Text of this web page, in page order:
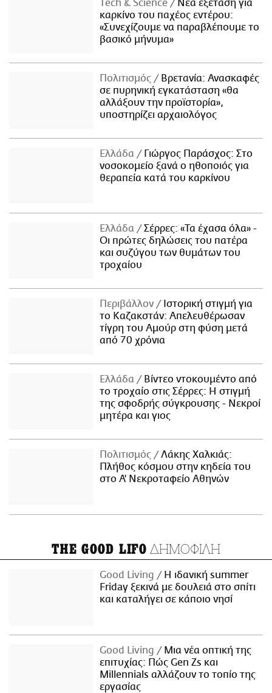
Τech & Science
Νέα εξέταση για
καρκίνο του παχέος εντέρου:
«Συνεχίζουμε να παραβλέπουμε το
βασικό μήνυμα»
Πολιτισμός
Βρετανία: Ανασκαφές
σε πυρηνική εγκατάσταση «θα
αλλάξουν την προϊστορία»,
υποστηρίζει αρχαιολόγος
Ελλάδα
Γιώργος Παράσχος: Στο
νοσοκομείο ξανά ο ηθοποιός για
θεραπεία κατά του καρκίνου
Ελλάδα
Σέρρες: «Τα έχασα όλα» -
Οι πρώτες δηλώσεις του πατέρα
και συζύγου των θυμάτων του
τροχαίου
Περιβάλλον
Ιστορική στιγμή για
το Καζακστάν: Απελευθέρωσαν
τίγρη του Αμούρ στη φύση μετά
από 70 χρόνια
Ελλάδα
Βίντεο ντοκουμέντο από
το τροχαίο στις Σέρρες: Η στιγμή
της σφοδρής σύγκρουσης - Νεκροί
μητέρα και γιος
Πολιτισμός
Λάκης Χαλκιάς:
Πλήθος κόσμου στην κηδεία του
στο Α' Νεκροταφείο Αθηνών
THE GOOD LIFO ΔΗΜΟΦΙΛΗ
Good Living
Η ιδανική summer
Friday ξεκινά με δουλειά στο σπίτι
και καταλήγει σε κάποιο νησί
Good Living
Μια νέα οπτική της
επιτυχίας: Πώς Gen Zs και
Millennials αλλάζουν το τοπίο της
εργασίας